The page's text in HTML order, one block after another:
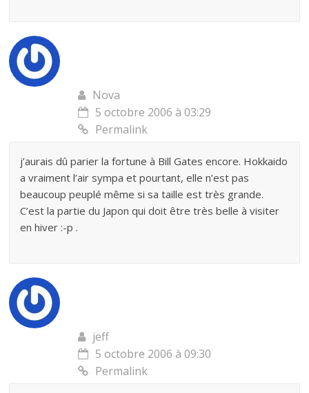
Nova
5 octobre 2006 à 03:29
Permalink
j’aurais dû parier la fortune à Bill Gates encore. Hokkaido
a vraiment l’air sympa et pourtant, elle n’est pas
beaucoup peuplé même si sa taille est très grande.
C’est la partie du Japon qui doit être très belle à visiter
en hiver :-p .
jeff
5 octobre 2006 à 09:30
Permalink